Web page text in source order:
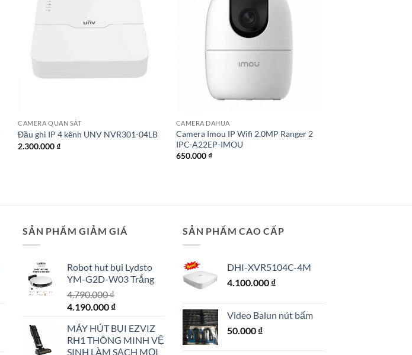
CAMERA QUAN SÁT
Đầu ghi IP 4 kênh UNV NVR301-04LB
2.300.000₫
CAMERA DAHUA
Camera Imou IP Wifi 2.0MP Ranger 2
IPC-A22EP-IMOU
650.000₫
SẢN PHẨM GIẢM GIÁ
Robot hut bụi Lydsto
YM-G2D-W03 Trắng
4.790.000₫
Giá
là:
4.790.000 ₫.
4.190.000 ₫Giá
tại
là:
MÁY HÚT BỤI EZVIZ
RH1 THÔNG MINH VỆ
SINH LÀM SẠCH MỌI
SẢN PHẨM CAO CẤP
DHI-XVR5104C-4M
4.100.000 ₫
Video Balun nút bấm
50.000 ₫